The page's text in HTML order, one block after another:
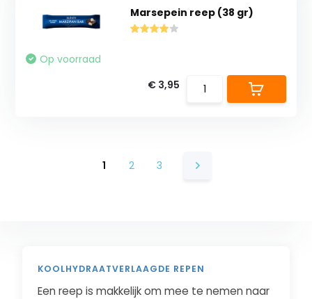
Marsepein reep (38 gr)
Op voorraad
€ 3,95
1 2 3
KOOLHYDRAATVERLAAGDE REPEN
Een reep is makkelijk om mee te nemen naar